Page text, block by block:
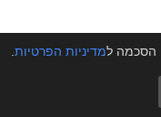
González-Martínez
Levels in ADHD-Like
הסכמה למדיניות הפרטיות